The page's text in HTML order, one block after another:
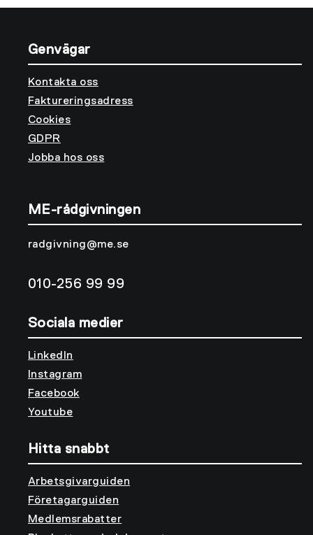
Genvägar
Kontakta oss
Faktureringsadress
Cookies
GDPR
Jobba hos oss
ME-rådgivningen
radgivning@me.se
010-256 99 99
Sociala medier
LinkedIn
Instagram
Facebook
Youtube
Hitta snabbt
Arbetsgivarguiden
Företagarguiden
Medlemsrabatter